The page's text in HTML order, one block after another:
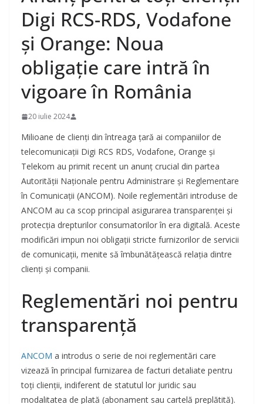
Digi RCS-RDS, Vodafone
și Orange: Noua
obligație care intră în
vigoare în România
20 iulie 2024
Milioane de clienți din întreaga țară ai companiilor de
telecomunicații Digi RCS RDS, Vodafone, Orange și
Telekom au primit recent un anunț crucial din partea
Autorității Naționale pentru Administrare și Reglementare
în Comunicații (ANCOM). Noile reglementări introduse de
ANCOM au ca scop principal asigurarea transparenței și
protecția drepturilor consumatorilor în era digitală. Aceste
modificări impun noi obligații stricte furnizorilor de servicii
de comunicații, menite să îmbunătățească relația dintre
clienți și companii.
Reglementări noi pentru
transparență
ANCOM a introdus o serie de noi reglementări care
vizează în principal furnizarea de facturi detaliate pentru
toți clienții, indiferent de statutul lor juridic sau
modalitatea de plată (abonament sau cartelă preplătită).